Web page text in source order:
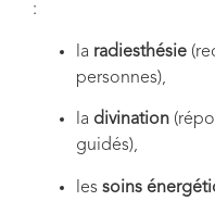
:
la radiesthésie
personnes),
la divination
guidés),
les soins